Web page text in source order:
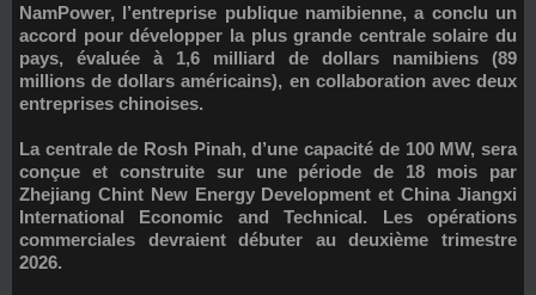
NamPower, l’entreprise publique namibienne, a conclu un
accord pour développer la plus grande centrale solaire du
pays, évaluée à 1,6 milliard de dollars namibiens (89
millions de dollars américains), en collaboration avec deux
entreprises chinoises.
La centrale de Rosh Pinah, d’une capacité de 100 MW, sera
conçue et construite sur une période de 18 mois par
Zhejiang Chint New Energy Development etChina Jiangxi
International Economic and Technical. Les opérations
commerciales devraient débuter au deuxième trimestre
2026.